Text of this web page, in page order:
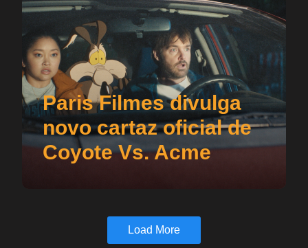
Paris Filmes divulga
novo cartaz oficial de
Coyote Vs. Acme
Load More